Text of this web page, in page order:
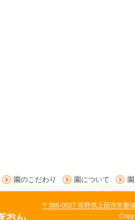
園のこだわり 園について
〒386-0027 長野県上田市常磐